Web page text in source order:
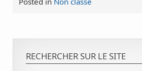
RECHERCHER SUR LE SITE